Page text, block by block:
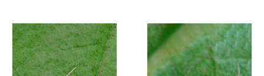
mais brevemente possível com informação referente
ao valor total da encomenda e dados para
pagamento.